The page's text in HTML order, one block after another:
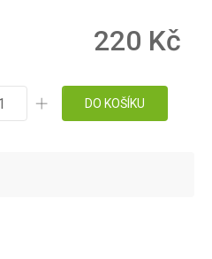
220 Kč
DO KOŠÍKU